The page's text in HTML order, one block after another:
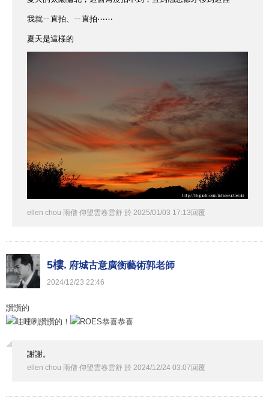
我就ㄧ直拍、ㄧ直拍⋯⋯
夏天是這樣的
ellen chou 雨僧 仰望雲卷雲舒 於 2025/01/03 17:13 回覆
5樓. 府城古意廣衡藝術郭老師
2024/12/23 22:46
讚讚的
讚讚的！
謝謝。
ellen chou 雨僧 仰望雲卷雲舒 於 2024/12/24 03:07 回覆